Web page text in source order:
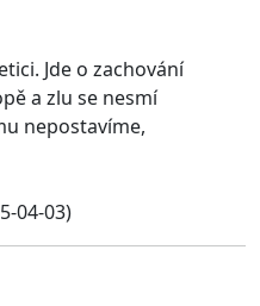
Jde o zachování
a zlu se nesmí
nepostavíme,
04-03)